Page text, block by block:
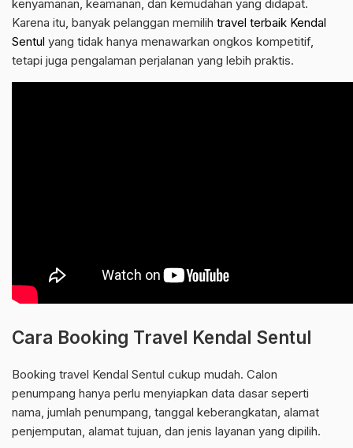
kenyamanan, keamanan, dan kemudahan yang didapat.
Karena itu, banyak pelanggan memilih travel terbaik Kendal
Sentul yang tidak hanya menawarkan ongkos kompetitif,
tetapi juga pengalaman perjalanan yang lebih praktis.
Cara Booking Travel Kendal Sentul
Booking travel Kendal Sentul cukup mudah. Calon
penumpang hanya perlu menyiapkan data dasar seperti
nama, jumlah penumpang, tanggal keberangkatan, alamat
penjemputan, alamat tujuan, dan jenis layanan yang dipilih.